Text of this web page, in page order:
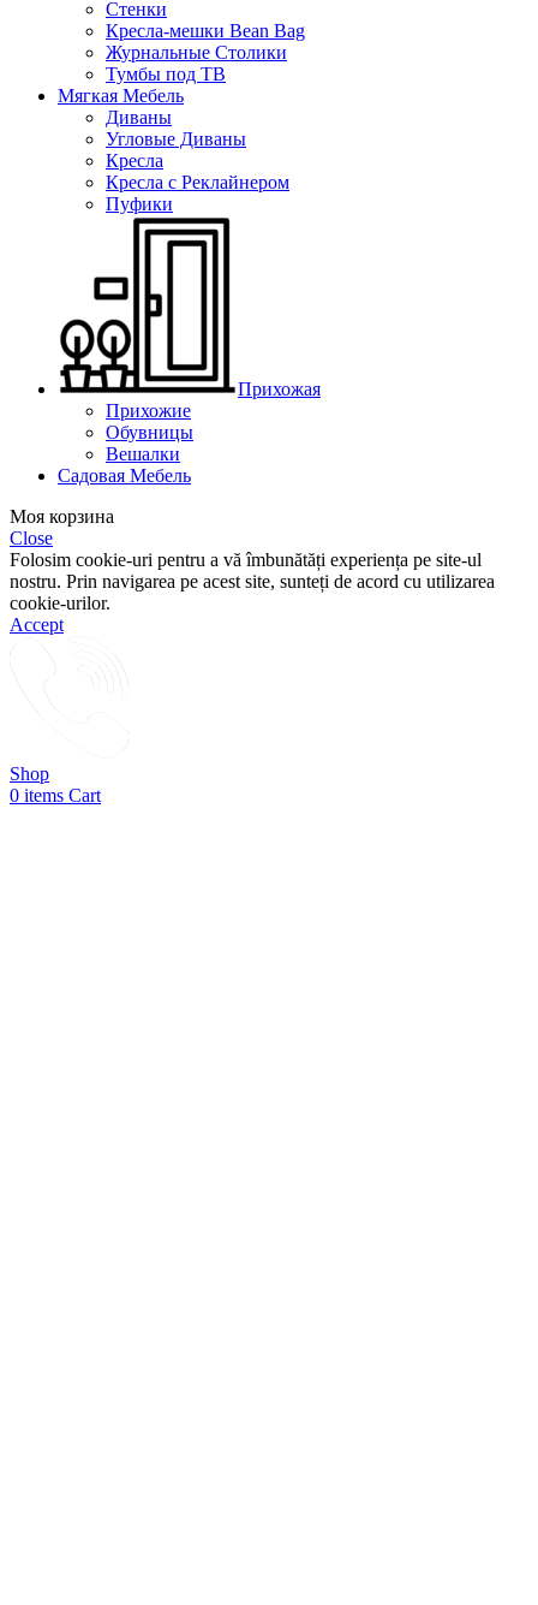
Стенки
Кресла-мешки Bean Bag
Журнальные Столики
Тумбы под ТВ
Мягкая Мебель
Диваны
Угловые Диваны
Кресла
Кресла с Реклайнером
Пуфики
Прихожая
Прихожие
Обувницы
Вешалки
Садовая Мебель
Моя корзина
Close
Folosim cookie-uri pentru a vă îmbunătăți experiența pe site-ul
nostru. Prin navigarea pe acest site, sunteți de acord cu utilizarea
cookie-urilor.
Accept
Shop
0 items Cart